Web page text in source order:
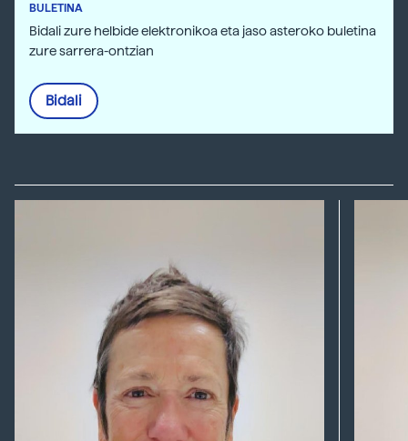
BULETINA
Bidali zure helbide elektronikoa eta jaso asteroko buletina
zure sarrera-ontzian
Bidali